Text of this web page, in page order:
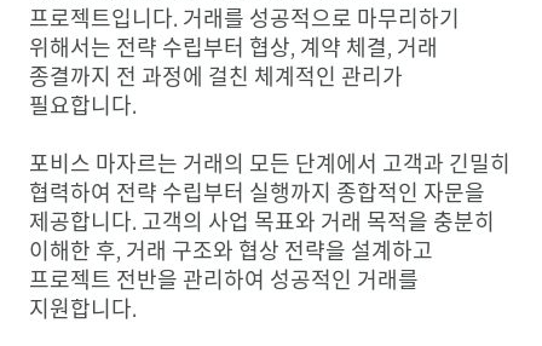
프로젝트입니다. 거래를 성공적으로 마무리하기
위해서는 전략 수립부터 협상, 계약 체결, 거래
종결까지 전 과정에 걸친 체계적인 관리가
필요합니다.
포비스 마자르는 거래의 모든 단계에서 고객과 긴밀히
협력하여 전략 수립부터 실행까지 종합적인 자문을
제공합니다. 고객의 사업 목표와 거래 목적을 충분히
이해한 후, 거래 구조와 협상 전략을 설계하고
프로젝트 전반을 관리하여 성공적인 거래를
지원합니다.